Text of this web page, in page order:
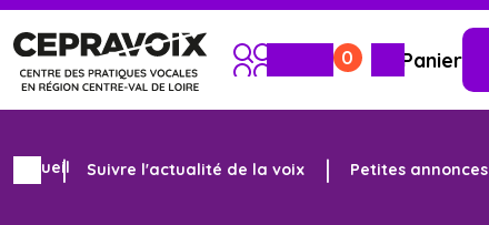
0 Panier
Accueil Suivre l'actualité de la voix Petites annonces